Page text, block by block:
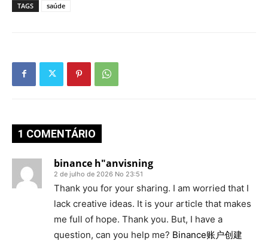
TAGS saúde
1 COMENTÁRIO
binance h"anvisning
2 de julho de 2026 No 23:51
Thank you for your sharing. I am worried that I
lack creative ideas. It is your article that makes
me full of hope. Thank you. But, I have a
question, can you help me? Binance账户创建